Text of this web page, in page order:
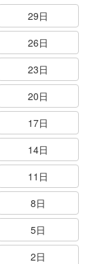
29日
26日
23日
20日
17日
14日
11日
8日
5日
2日